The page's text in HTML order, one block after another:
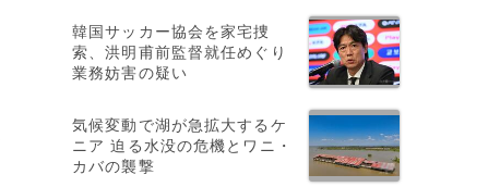
韓国サッカー協会を家宅捜
索、洪明甫前監督就任めぐり
業務妨害の疑い
気候変動で湖が急拡大するケ
ニア 迫る水没の危機とワニ・
カバの襲撃